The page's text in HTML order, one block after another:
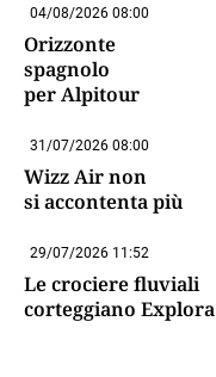
04/08/2026 08:00
Orizzonte
spagnolo
per Alpitour
31/07/2026 08:00
Wizz Air non
si accontenta più
29/07/2026 11:52
Le crociere fluviali
corteggiano Explora